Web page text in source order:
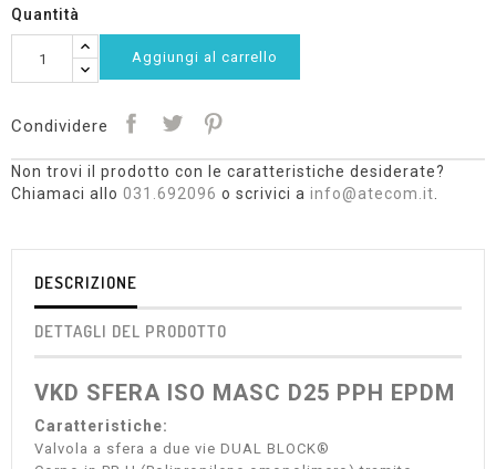
Quantità
Aggiungi al carrello
Condividere
Non trovi il prodotto con le caratteristiche desiderate?
Chiamaci allo 031.692096 o scrivici a info@atecom.it
DESCRIZIONE
DETTAGLI DEL PRODOTTO
VKD SFERA ISO MASC D25 PPH EPDM
Caratteristiche:
Valvola a sfera a due vie DUAL BLOCK®